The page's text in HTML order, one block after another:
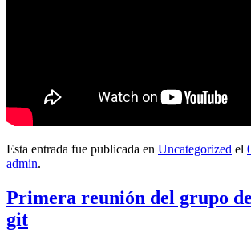
Esta entrada fue publicada en Uncategorized el
admin.
Primera reunión del grupo
git